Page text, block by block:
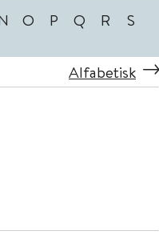
O P Q R S
Alfabetisk